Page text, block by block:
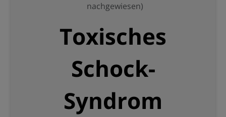
nachgewiesen)
Toxisches
Schock-
Syndrom